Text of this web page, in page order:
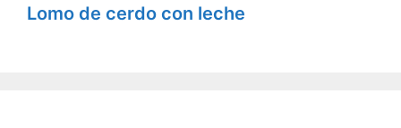
Lomo de cerdo con leche